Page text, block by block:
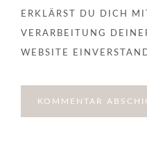
ERKLÄRST DU DICH
VERARBEITUNG
WEBSITE